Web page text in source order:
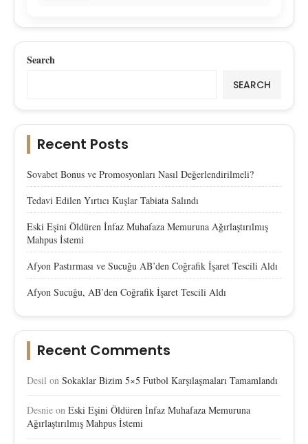
Search
SEARCH
Recent Posts
Sovabet Bonus ve Promosyonları Nasıl Değerlendirilmeli?
Tedavi Edilen Yırtıcı Kuşlar Tabiata Salındı
Eski Eşini Öldüren İnfaz Muhafaza Memuruna Ağırlaştırılmış
Mahpus İstemi
Afyon Pastırması ve Sucuğu AB’den Coğrafik İşaret Tescili Aldı
Afyon Sucuğu, AB’den Coğrafik İşaret Tescili Aldı
Recent Comments
Desil on Sokaklar Bizim 5×5 Futbol Karşılaşmaları Tamamlandı
Desnie on Eski Eşini Öldüren İnfaz Muhafaza Memuruna
Ağırlaştırılmış Mahpus İstemi